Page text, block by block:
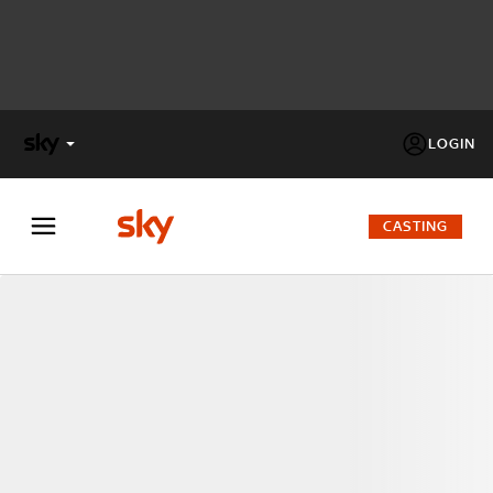
LOGIN
FACTOR
CASTING